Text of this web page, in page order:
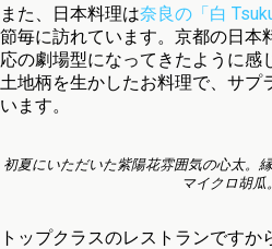
また、日本料理は奈良の「白
節毎に訪れています。京都の日本
応の劇場型になってきたように感
土地柄を生かしたお料理で、サプ
います。
初夏にいただいた紫陽花雰囲気の心太。
マイクロ胡瓜
トップクラスのレストランです